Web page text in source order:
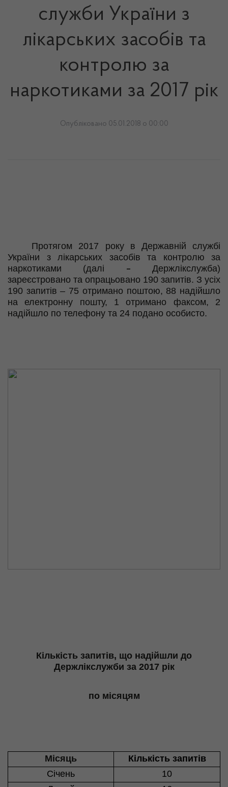
служби України з
лікарських засобів та
контролю за
наркотиками за 2017 рік
Опубліковано 05.01.2018 о 00:00
Протягом 2017 року в Державній службі
України з лікарських засобів та контролю за
наркотиками
(далі –Держлікслужба)
зареєстровано та опрацьовано 190 запитів. З усіх
190 запитів – 75 отримано поштою, 88 надійшло
на електронну пошту, 1 отримано факсом, 2
надійшло по телефону та 24 подано особисто.
Кількість запитів, що надійшли до
Держлікслужби за 2017 рік
по місяцям
Місяць
Кількість запитів
Січень
10